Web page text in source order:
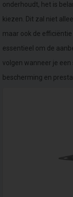
onderhoudt, het is
kiezen. Dit zal niet
maar ook de
essentieel om de
volgen wanneer je
bescherming en